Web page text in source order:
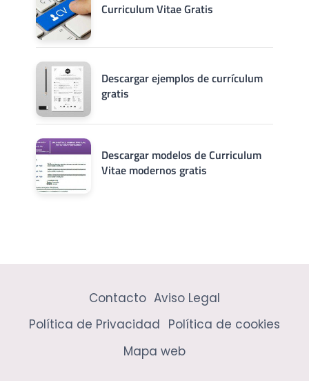
Curriculum Vitae Gratis
Descargar ejemplos de currículum
gratis
Descargar modelos de Curriculum
Vitae modernos gratis
Contacto Aviso Legal
Política de Privacidad Política de cookies
Mapa web